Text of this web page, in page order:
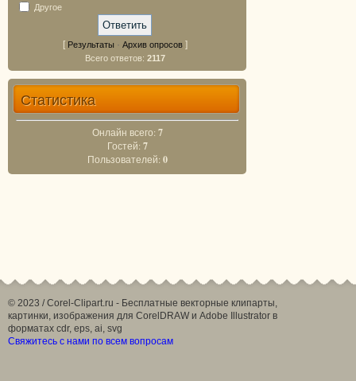
Другое
[ Результаты · Архив опросов]
Всего ответов: 2117
Статистика
Онлайн всего: 7
Гостей: 7
Пользователей: 0
© 2023 / Corel-Clipart.ru - Бесплатные векторные клипарты,
картинки, изображения для CorelDRAW и Adobe Illustrator в
форматах cdr, eps, ai, svg
Свяжитесь с нами по всем вопросам